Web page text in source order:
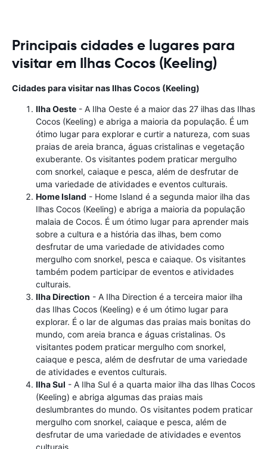
Principais cidades e lugares para
visitar em Ilhas Cocos (Keeling)
Cidades para visitar nas Ilhas Cocos (Keeling)
Ilha Oeste - A Ilha Oeste é a maior das 27 ilhas das Ilhas
Cocos (Keeling) e abriga a maioria da população. É um
ótimo lugar para explorar e curtir a natureza, com suas
praias de areia branca, águas cristalinas e vegetação
exuberante. Os visitantes podem praticar mergulho
com snorkel, caiaque e pesca, além de desfrutar de
uma variedade de atividades e eventos culturais.
Home Island - Home Island é a segunda maior ilha das
Ilhas Cocos (Keeling) e abriga a maioria da população
malaia de Cocos. É um ótimo lugar para aprender mais
sobre a cultura e a história das ilhas, bem como
desfrutar de uma variedade de atividades como
mergulho com snorkel, pesca e caiaque. Os visitantes
também podem participar de eventos e atividades
culturais.
Ilha Direction - A Ilha Direction é a terceira maior ilha
das Ilhas Cocos (Keeling) e é um ótimo lugar para
explorar. É o lar de algumas das praias mais bonitas do
mundo, com areia branca e águas cristalinas. Os
visitantes podem praticar mergulho com snorkel,
caiaque e pesca, além de desfrutar de uma variedade
de atividades e eventos culturais.
Ilha Sul - A Ilha Sul é a quarta maior ilha das Ilhas Cocos
(Keeling) e abriga algumas das praias mais
deslumbrantes do mundo. Os visitantes podem praticar
mergulho com snorkel, caiaque e pesca, além de
desfrutar de uma variedade de atividades e eventos
culturais.